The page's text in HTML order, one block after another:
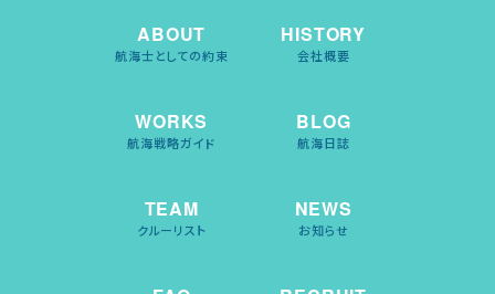
ABOUT
航海士としての約束
HISTORY
会社概要
WORKS
航海戦略ガイド
BLOG
航海日誌
TEAM
クルーリスト
NEWS
お知らせ